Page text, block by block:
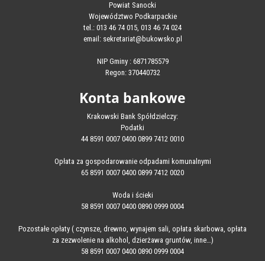
Powiat Sanocki
Województwo Podkarpackie
tel.: 013 46 74 015, 013 46 74 024
email: sekretariat@bukowsko.pl
NIP Gminy : 6871785579
Regon: 370440732
Konta bankowe
Krakowski Bank Spółdzielczy:
Podatki
44 8591 0007 0400 0899 7412 0010
Opłata za gospodarowanie odpadami komunalnymi
65 8591 0007 0400 0899 7412 0020
Woda i ścieki
58 8591 0007 0400 0890 0999 0004
Pozostałe opłaty ( czynsze, drewno, wynajem sali, opłata skarbowa, opłata
za zezwolenie na alkohol, dzierżawa gruntów, inne…)
58 8591 0007 0400 0890 0999 0004